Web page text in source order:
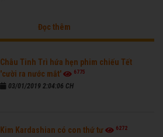
Đọc thêm
Châu Tinh Trì hứa hẹn phim chiếu Tết
'cười ra nước mắt'
6775
03/01/2019 2:04:06 CH
Kim Kardashian có con thứ tư 6272